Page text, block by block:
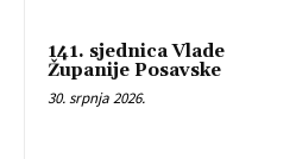
141. sjednica Vlade
Županije Posavske
30. srpnja 2026.